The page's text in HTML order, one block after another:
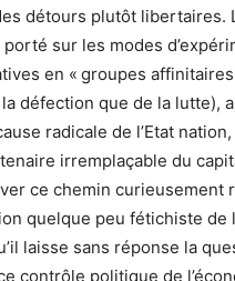
détours plutôt libertaires.
sur les modes
en « groupes
défection que de la lutte),
radicale de l’Etat
irremplaçable du
ce chemin curieusement
quelque peu fétichiste de
laisse sans réponse la
contrôle politique de